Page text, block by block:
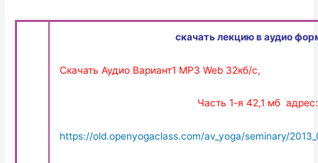
скачать лекцию в аудио
Скачать Аудио Вариант1 MP3 Web 32кб/с,
Часть 1-я 42,1 мб адрес:
https://old.openyogaclass.com/av_yoga/seminary/